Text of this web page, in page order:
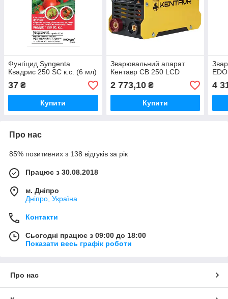
Фунгіцид Syngenta
Квадрис 250 SC к.с. (6 мл)
37 ₴
Купити
Зварювальний апарат
Кентавр СВ 250 LCD
2 773,10₴
Купити
4
Про нас
85% позитивних з 138 відгуків за рік
Працює з 30.08.2018
м. Дніпро
Дніпро, Україна
Контакти
Сьогодні працює з 09:00 до 18:00
Показати весь графік роботи
Про нас